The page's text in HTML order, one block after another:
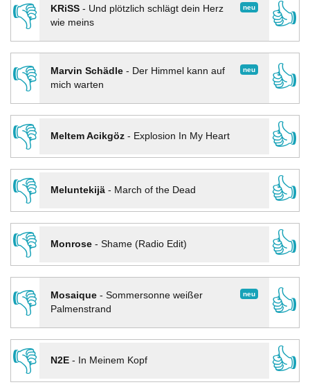
👎
neu
KRiSS- Und plötzlich schlägt dein Herz
wie meins
👍
👎 neu
Marvin Schädle- Der Himmel kann auf
mich warten
👍
👎
Meltem Acikgöz- Explosion In My Heart
👍
👎
Meluntekijä- March of the Dead
👍
👎
Monrose- Shame (Radio Edit)
👍
👎
neu
Mosaique- Sommersonne weißer
Palmenstrand
👍
👎
N2E- In Meinem Kopf
👍